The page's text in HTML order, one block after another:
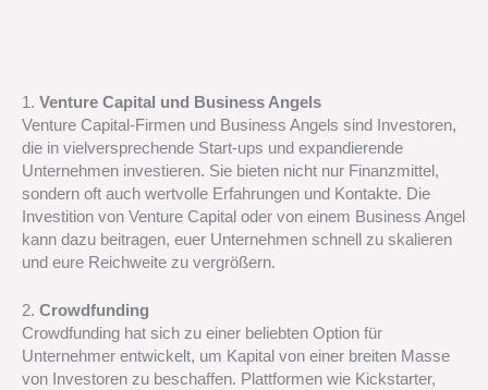
1. Venture Capital und Business Angels
Venture Capital-Firmen und Business Angels sind Investoren,
die in vielversprechende Start-ups und expandierende
Unternehmen investieren. Sie bieten nicht nur Finanzmittel,
sondern oft auch wertvolle Erfahrungen und Kontakte. Die
Investition von Venture Capital oder von einem Business Angel
kann dazu beitragen, euer Unternehmen schnell zu skalieren
und eure Reichweite zu vergrößern.
2. Crowdfunding
Crowdfunding hat sich zu einer beliebten Option für
Unternehmer entwickelt, um Kapital von einer breiten Masse
von Investoren zu beschaffen. Plattformen wie Kickstarter,